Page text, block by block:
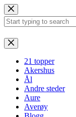
Hopp
til
innholdet
Ingen
resultater
21 topper
Akershus
Ål
Andre steder
Aure
Averøy